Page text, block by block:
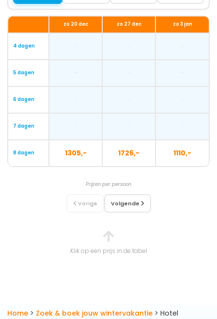
zo 20 dec zo 27 dec zo 3 jan
4 dagen
5 dagen
6 dagen
7 dagen
8 dagen 1305,- 1726,- 1110,-
Prijzen per persoon
Vorige Volgende
Klik op een prijs in de tabel
Home > Zoek & boek jouw wintervakantie > Hotel